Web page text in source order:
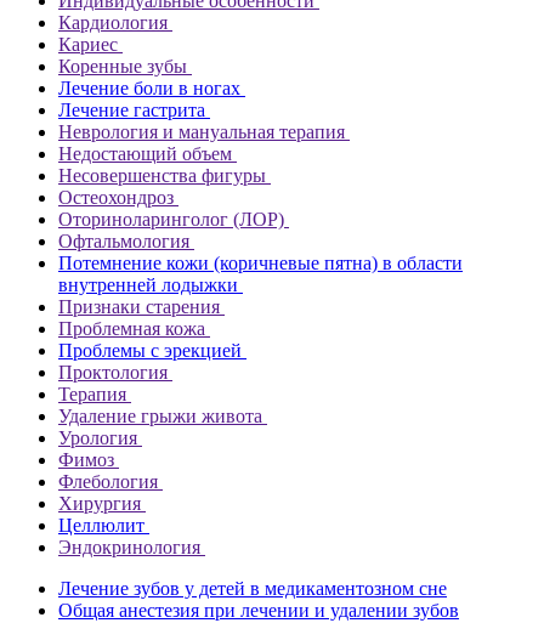
Кардиология
Кариес
Коренные зубы
Лечение боли в ногах
Лечение гастрита
Неврология и мануальная терапия
Недостающий объем
Несовершенства фигуры
Остеохондроз
Оториноларинголог (ЛОР)
Офтальмология
Потемнение кожи (коричневые пятна) в области
внутренней лодыжки
Признаки старения
Проблемная кожа
Проблемы с эрекцией
Проктология
Терапия
Удаление грыжи живота
Урология
Фимоз
Флебология
Хирургия
Целлюлит
Эндокринология
Лечение зубов у детей в медикаментозном сне
Общая анестезия при лечении и удалении зубов